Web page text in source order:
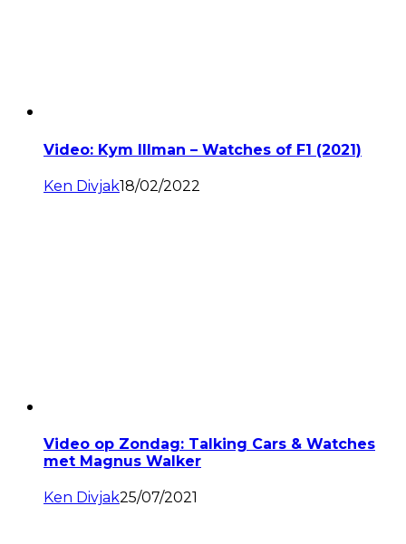
Video: Kym Illman – Watches of F1 (2021)
Ken Divjak18/02/2022
Video op Zondag: Talking Cars & Watches
met Magnus Walker
Ken Divjak25/07/2021